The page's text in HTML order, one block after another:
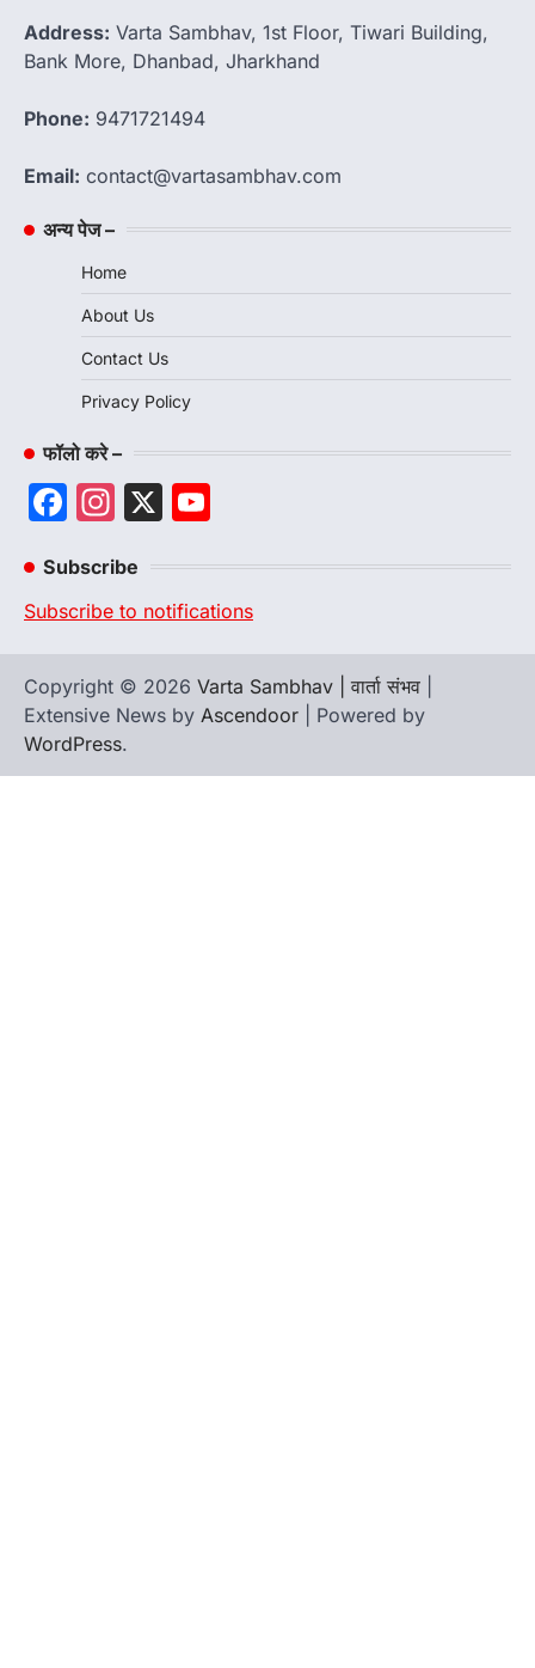
Address: Varta Sambhav, 1st Floor, Tiwari Building,
Bank More, Dhanbad, Jharkhand
Phone: 9471721494
Email: contact@vartasambhav.com
अन्य पेज –
Home
About Us
Contact Us
Privacy Policy
फॉलो करे –
Facebook
Instagram
X
Subscribe
Subscribe to notifications
Copyright © 2026 Varta Sambhav | वार्ता संभव
Extensive News by Ascendoor | Powered by
WordPress.